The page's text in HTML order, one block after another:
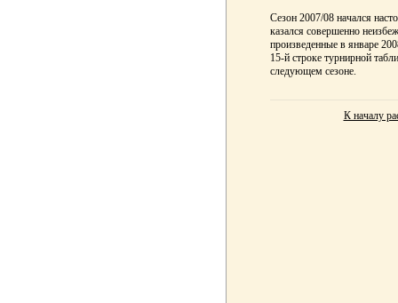
Сезон 2007/08 начался
казался совершенно
произведенные в январе
15-й строке турнирной
следующем сезоне.
К началу